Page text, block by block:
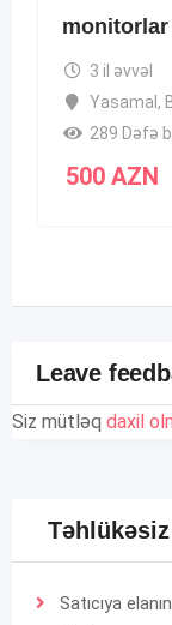
monitorlar
3 il əvvəl
Yasamal ,
289 Dəfə
500 AZN
Leave
Siz mütləq daxil
Satıcıya